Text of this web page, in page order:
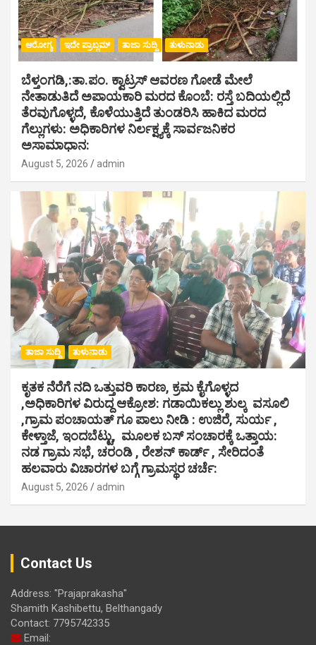
ಆರೋಗ್ಯ ಇದೇ ಪ್ರಾಬ್ಲಮ್ ತಾಜಾ ಸುದ್ದಿ ತುಳುನಾಡು
ಬೆಳ್ತಂಗಡಿ,:ತಾ.ಪಂ‌. ಕ್ವಾಟ್ರಸ್ ಆವರಣ ಗೋಡೆ ಮೇಲೆ
ನೇತಾಡುತಿದೆ ಅಪಾಯಕಾರಿ ಮರದ ಕೊಂಬೆ: ರಸ್ತೆ ಬದಿಯಲ್ಲಿದೆ
ತೆರವುಗೊಳ್ಳದೆ, ಕೊಳೆಯುತ್ತಿದೆ ತುಂಡರಿಸಿ ಹಾಕಿದ ಮರದ
ಗೆಲ್ಲುಗಳು: ಅಧಿಕಾರಿಗಳ ನಿರ್ಲಕ್ಷ್ಯಕ್ಕೆ ಸಾರ್ವಜನಿಕರ
ಅಸಾಮಾಧಾನ:
August 5, 2026 admin
ತಾಜಾ ಸುದ್ದಿ ತುಳುನಾಡು
ಕೃತಕ ನೆರೆಗೆ ನದಿ ಒತ್ತುವರಿ ಕಾರಣ, ಕ್ರಮ ಕೈಗೊಳ್ಳದ
,ಅಧಿಕಾರಿಗಳ ವಿರುದ್ದ ಆಕ್ರೋಶ: ಗಡಾಯಿಕಲ್ಲು ಶುಲ್ಕ ವಸೂಲಿ
,ಗ್ರಾಮ ಪಂಚಾಯತ್ ಗೂ ಪಾಲು ನೀಡಿ : ಉಜಿರೆ, ಸುರ್ಯ ,
ಕೇಳ್ತಾಜೆ, ಇಂದಬೆಟ್ಟು, ಮೂಲಕ ಬಸ್ ಸಂಚಾರಕ್ಕೆ ಒತ್ತಾಯ:
ನಡ ಗ್ರಾಮ ಸಭೆ, ಚರಂಡಿ , ರೇಶನ್ ಕಾರ್ಡ್ , ಸೇರಿದಂತೆ
ಹಲವಾರು ವಿಚಾರಗಳ ಬಗ್ಗೆ ಗ್ರಾಮಸ್ಥರ ಚರ್ಚೆ:
August 5, 2026 admin
Contact Us
Address: "Prajaprakasha"
Shamith Kashibettu, Belthangady
Contact: 7795742335
Email: